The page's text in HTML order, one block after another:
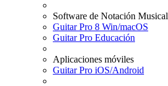
Software de Notación Musical
Guitar Pro 8 Win/macOS
Guitar Pro Educación
Aplicaciones móviles
Guitar Pro iOS/Android